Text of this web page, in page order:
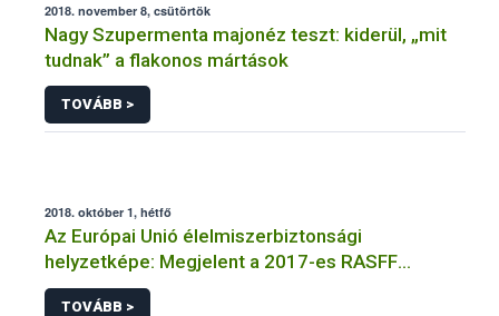
2018. november 8, csütörtök
Nagy Szupermenta majonéz teszt: kiderül, „mit
tudnak” a flakonos mártások
TOVÁBB >
2018. október 1, hétfő
Az Európai Unió élelmiszerbiztonsági
helyzetképe: Megjelent a 2017-es RASFF
jelentés
TOVÁBB >